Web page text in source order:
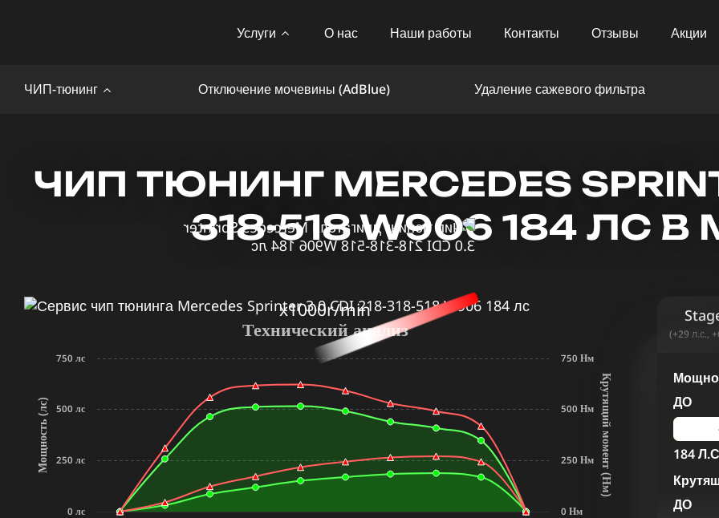
Услуги О нас Наши работы Контакты Отзывы Акции
ЧИП-тюнинг Отключение мочевины (AdBlue) Удаление сажевого фильтра
ЧИП ТЮНИНГ MERCEDES
318-518 W906 184 ЛС
x1000r/min
Мощность (лс) К
р
у
т
я
щ
и
й
м
о
м
е
н
т
(
Н
м
)
Технический анализ
0 лс
250 лс
500 лс
750 лс
0 Нм
250 Нм
500 Нм
750 Нм
(+29 л.с.,
ДО
184
ДО